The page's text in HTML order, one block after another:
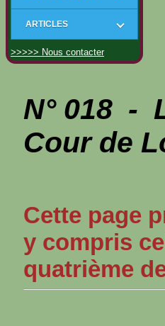
ARTICLES
>>>>> Nous contacter
N° 018 -
Cour de
Cette page
y compris
quatrième